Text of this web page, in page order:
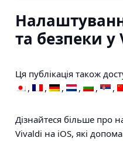
та безпеки у
Ця публікація також
Дізнайтеся більше про
Vivaldi на iOS, які